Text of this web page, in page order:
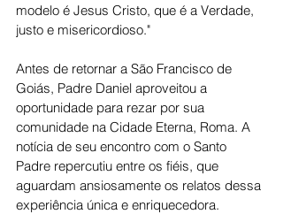
modelo é Jesus Cristo, que é a Verdade,
justo e misericordioso."
Antes de retornar a São Francisco de
Goiás, Padre Daniel aproveitou a
oportunidade para rezar por sua
comunidade na Cidade Eterna, Roma. A
notícia de seu encontro com o Santo
Padre repercutiu entre os fiéis, que
aguardam ansiosamente os relatos dessa
experiência única e enriquecedora.